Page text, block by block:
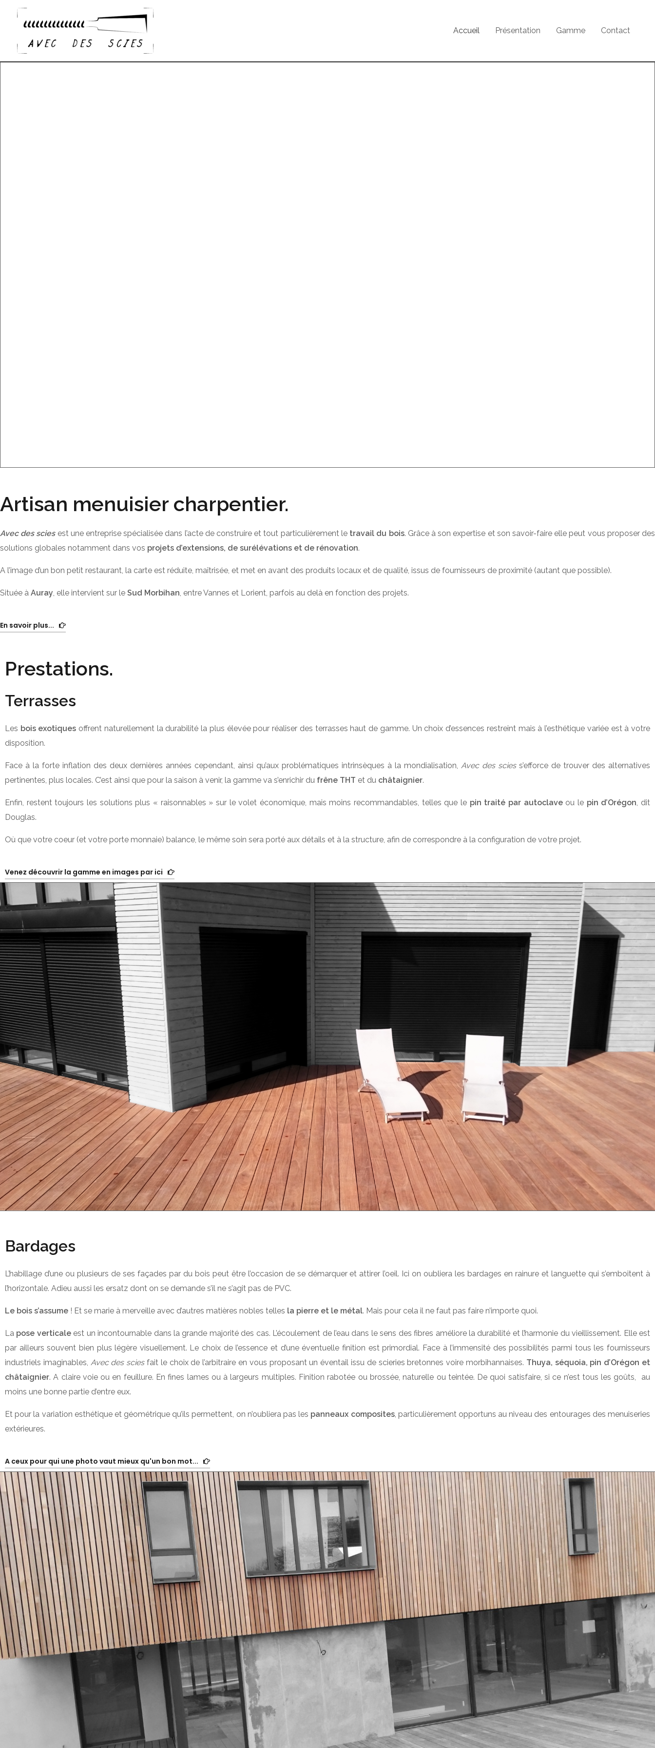
Accueil Présentation Gamme Contact
Artisan menuisier charpentier.
Avec des sciesest une entreprise spécialisée dans l’acte de construire et tout particulièrement le travail du bois. Grâce à son expertise et son savoir-faire elle peut vous proposer des
solutions globales notamment dans vos projets d’extensions, de surélévations et de rénovation.
A l’image d’un bon petit restaurant, la carte est réduite, maîtrisée, et met en avant des produits locaux et de qualité, issus de fournisseurs de proximité (autant que possible).
Située à Auray, elle intervient sur le Sud Morbihan, entre Vannes et Lorient, parfois au delà en fonction des projets.
En savoir plus...
Prestations.
Terrasses
Les bois exotiques offrent naturellement la durabilité la plus élevée pour réaliser des terrasses haut de gamme. Un choix d’essences restreint mais à l’esthétique variée est à votre
disposition.
Face à la forte inflation des deux dernières années cependant, ainsi qu’aux problématiques intrinsèques à la mondialisation, Avec des sciess’efforce de trouver des alternatives
pertinentes, plus locales. C’est ainsi que pour la saison à venir, la gamme va s’enrichir du frêne THT et du châtaignier.
Enfin, restent toujours les solutions plus « raisonnables » sur le volet économique, mais moins recommandables, telles que le pin traité par autoclaveou le pin d’Orégon, dit
Douglas.
Où que votre coeur (et votre porte monnaie) balance, le même soin sera porté aux détails et à la structure, afin de correspondre à la configuration de votre projet.
Venez découvrir la gamme en images par ici
Bardages
L’habillage d’une ou plusieurs de ses façades par du bois peut être l’occasion de se démarquer et attirer l’oeil. Ici on oubliera les bardages en rainure et languette qui s’emboitent à
l’horizontale. Adieu aussi les ersatz dont on se demande s’il ne s’agit pas de PVC.
Le bois s’assume ! Et se marie à merveille avec d’autres matières nobles telles la pierre et le métal. Mais pour cela il ne faut pas faire n’importe quoi.
La pose verticaleest un incontournable dans la grande majorité des cas. L’écoulement de l’eau dans le sens des fibres améliore la durabilité et l’harmonie du vieillissement. Elle est
par ailleurs souvent bien plus légère visuellement. Le choix de l’essence et d’une éventuelle finition est primordial. Face à l’immensité des possibilités parmi tous les fournisseurs
industriels imaginables, Avec des sciesfait le choix de l’arbitraire en vous proposant un éventail issu de scieries bretonnes voire morbihannaises. Thuya, séquoia, pin d’Orégon et
châtaignier. A claire voie ou en feuillure. En fines lames ou à largeurs multiples. Finition rabotée ou brossée, naturelle ou teintée. De quoi satisfaire, si ce n’est tous les goûts, au
moins une bonne partie d’entre eux.
Et pour la variation esthétique et géométrique qu’ils permettent, on n’oubliera pas les panneaux composites, particulièrement opportuns au niveau des entourages des menuiseries
extérieures.
A ceux pour qui une photo vaut mieux qu'un bon mot...